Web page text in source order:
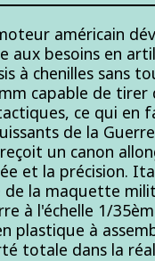
américain
aux besoins en
à chenilles sans
capable de tirer
ce qui en
de la
un canon
et la précision.
de la maquette
à l'échelle 1/
plastique à
totale dans la